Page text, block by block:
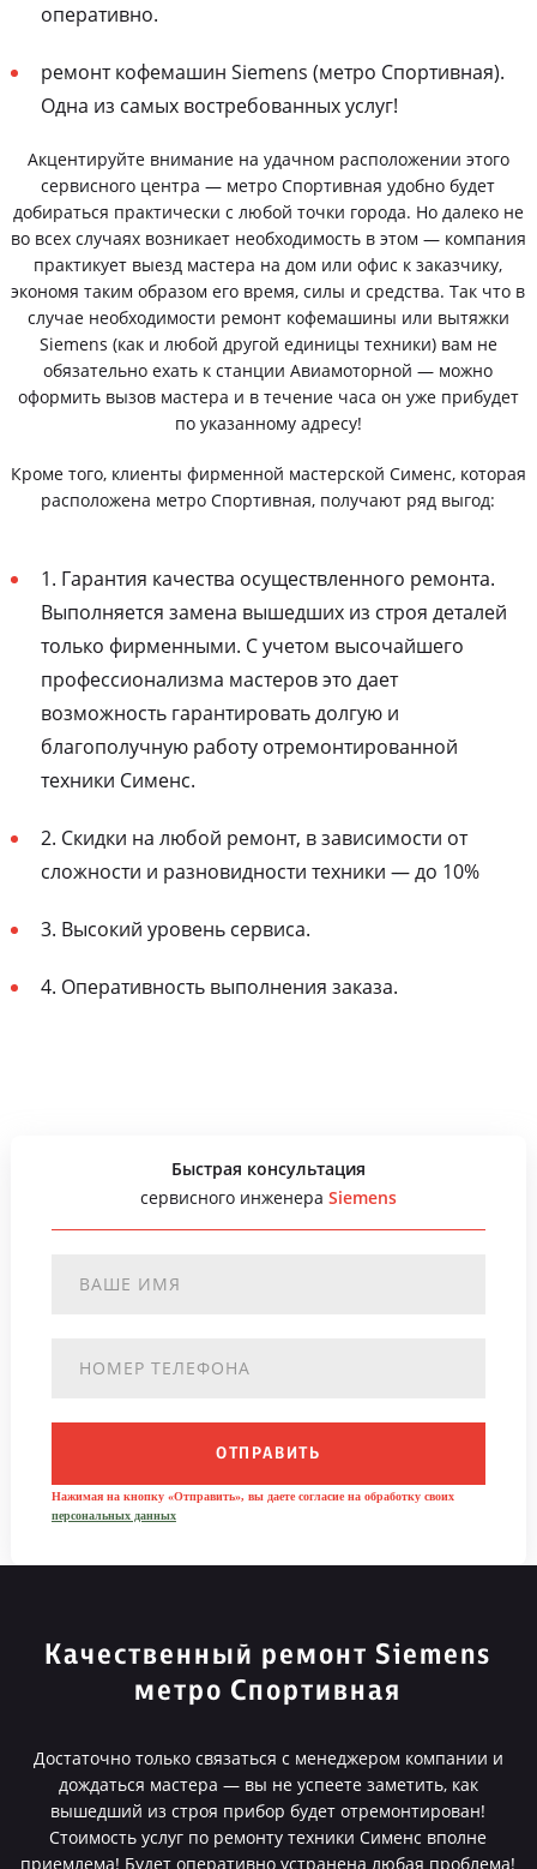
оперативно.
ремонт кофемашин Siemens (метро Спортивная).
Одна из самых востребованных услуг!
Акцентируйте внимание на удачном расположении этого
сервисного центра — метро Спортивная удобно будет
добираться практически с любой точки города. Но далеко не
во всех случаях возникает необходимость в этом — компания
практикует выезд мастера на дом или офис к заказчику,
экономя таким образом его время, силы и средства. Так что в
случае необходимости ремонт кофемашины или вытяжки
Siemens (как и любой другой единицы техники) вам не
обязательно ехать к станции Авиамоторной — можно
оформить вызов мастера и в течение часа он уже прибудет
по указанному адресу!
Кроме того, клиенты фирменной мастерской Сименс, которая
расположена метро Спортивная, получают ряд выгод:
1. Гарантия качества осуществленного ремонта.
Выполняется замена вышедших из строя деталей
только фирменными. С учетом высочайшего
профессионализма мастеров это дает
возможность гарантировать долгую и
благополучную работу отремонтированной
техники Сименс.
2. Скидки на любой ремонт, в зависимости от
сложности и разновидности техники — до 10%
3. Высокий уровень сервиса.
4. Оперативность выполнения заказа.
Быстрая консультация
сервисного инженера Siemens
ОТПРАВИТЬ
Нажимая на кнопку «Отправить», вы даете согласие на обработку своих
персональных данных
Качественный ремонт Siemens
метро Спортивная
Достаточно только связаться с менеджером компании и
дождаться мастера — вы не успеете заметить, как
вышедший из строя прибор будет отремонтирован!
Стоимость услуг по ремонту техники Сименс вполне
приемлема! Будет оперативно устранена любая проблема!